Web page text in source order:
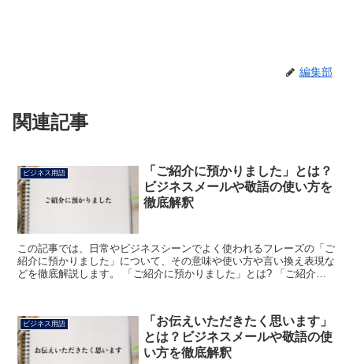
編集部
関連記事
ビジネス用語
「ご紹介に預かりました」とは？
ビジネスメールや敬語の使い方を
徹底解釈
この記事では、日常やビジネスシーンでよく使われるフレーズの「ご
紹介に預かりました」について、その意味や使い方や言い換え表現な
どを徹底解説します。 「ご紹介に預かりました」とは? 「ご紹介に
ビジネス用語
「お伝えいただきたく思います」
とは？ビジネスメールや敬語の使
い方を徹底解釈